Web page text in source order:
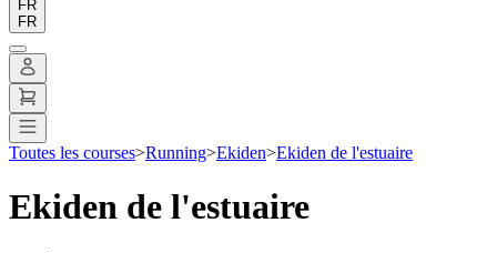
FR
FR
Toutes les courses>Running>Ekiden>Ekiden de l'estuaire
Ekiden de l'estuaire